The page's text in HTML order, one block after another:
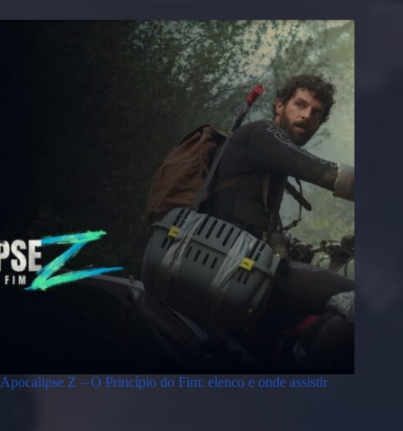
Apocalipse Z – O Princípio do Fim: elenco e onde assistir